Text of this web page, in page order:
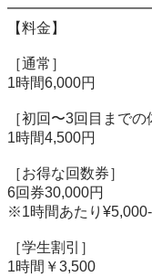
【料金】
［通常］
1時間6,000円
［初回〜3回目までの
1時間4,500円
［お得な回数券］
6回券30,000円
※1時間あたり¥5,000-
［学生割引］
1時間￥3,500